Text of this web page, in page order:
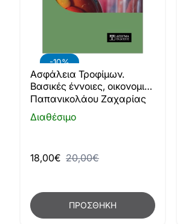
-10%
Διαθέσιμο
Ασφάλεια Τροφίμων.
Βασικές έννοιες, οικονομική
διάσταση και κλιματική
αλλαγή
Παπανικολάου Ζαχαρίας
18,00€ 20,00€
ΠΡΟΣΘΉΚΗ